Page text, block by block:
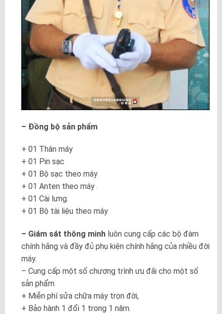
– Đồng bộ sản phẩm
+ 01 Thân máy
+ 01 Pin sạc
+ 01 Bộ sạc theo máy
+ 01 Anten theo máy .
+ 01 Cài lưng.
+ 01 Bộ tài liệu theo máy
– Giám sát thông minhluôn cung cấp các bộ đàm
chính hãng và đầy đủ phụ kiện chính hãng của nhiều đời
máy.
– Cung cấp một số chương trình ưu đãi cho một số
sản phẩm
+ Miễn phí sửa chữa máy trọn đời,
+ Bảo hành 1 đổi 1 trong 1 năm.